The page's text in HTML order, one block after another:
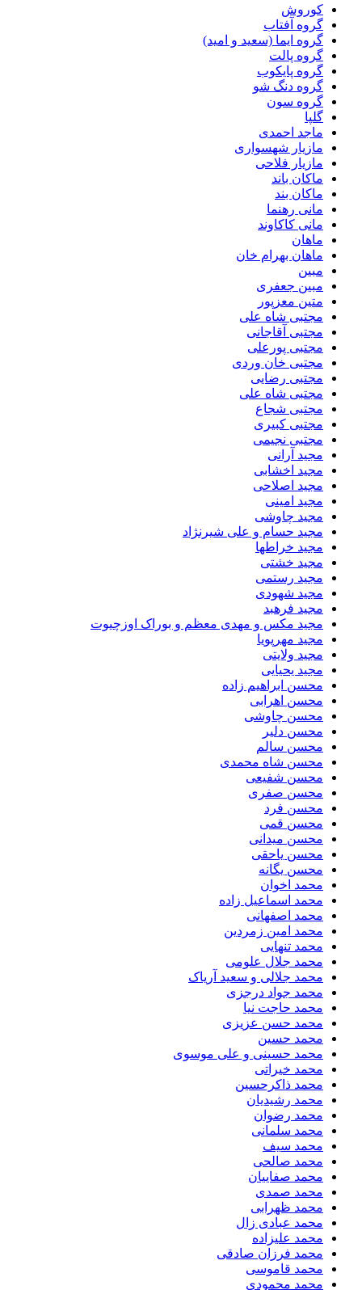
کوروش
گروه آفتاب
گروه ایما (سعید و امید)
گروه پالت
گروه پایکوب
گروه دنگ شو
گروه سون
گلپا
ماجد احمدی
مازیار شهسواری
مازیار فلاحی
ماکان باند
ماکان بند
مانی رهنما
مانی کاکاوند
ماهان
ماهان بهرام خان
مبین
مبین جعفری
متین معزپور
مجتبى شاه على
مجتبی آقاجانی
مجتبی پورعلی
مجتبی خان وردی
مجتبی رضایی
مجتبی شاه علی
مجتبی شجاع
مجتبی کبیری
مجتبی نجیمی
مجید آرانی
مجید اخشابی
مجید اصلاحی
مجید امینی
مجید چاوشی
مجید حسام و علی شیرنژاد
مجید خراطها
مجید خشتی
مجید رستمی
مجید شهودی
مجید فرهبد
مجید مکس و مهدی معظم و بوراک اوزچیوت
مجید مهرپویا
مجید ولایتی
مجید یحیایی
محسن ابراهیم زاده
محسن اهرابی
محسن چاوشی
محسن دلیر
محسن سالم
محسن شاه محمدی
محسن شفیعی
محسن صفری
محسن فرد
محسن قمی
محسن میدانی
محسن یاحقی
محسن یگانه
محمد اخوان
محمد اسماعیل زاده
محمد اصفهانی
محمد امین زمردین
محمد تنهایی
محمد جلال علومی
محمد جلالی و سعید آریاک
محمد جواد درجزی
محمد حاجت نیا
محمد حسن عزیزی
محمد حسین
محمد حسینی و علی موسوی
محمد خیراتی
محمد ذاکرحسین
محمد رشیدیان
محمد رضوان
محمد سلمانی
محمد سیف
محمد صالحی
محمد صفاییان
محمد صمدی
محمد ظهرابی
محمد عبادی زال
محمد علیزاده
محمد فرزان صادقی
محمد قاموسی
محمد محمودی